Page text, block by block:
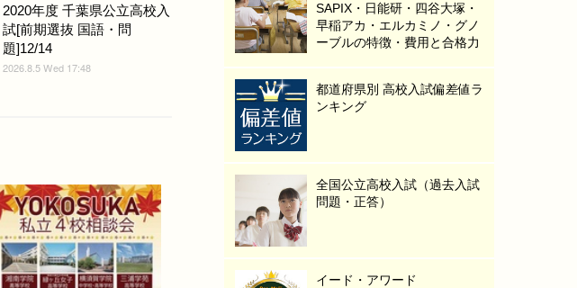
2020年度 千葉県公立高校入
試[前期選抜 国語・問
題]12/14
2026.8.5 Wed 17:48
SAPIX・日能研・四谷大塚・
早稲アカ・エルカミノ・グノ
ーブルの特徴・費用と合格力
都道府県別 高校入試偏差値ラ
ンキング
全国公立高校入試（過去入試
問題・正答）
イード・アワード